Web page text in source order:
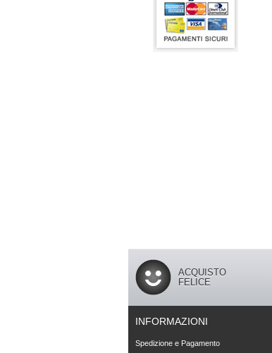
ACQUISTO
FELICE
INFORMAZIONI
Spedizione e Pagamento